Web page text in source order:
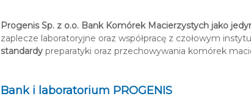
Progenis Sp. z o.o. Bank Komórek Macierzystych jako
zaplecze laboratoryjne oraz współpracę z czołowym
standardy preparatyki oraz przechowywania komórek
Bank i laboratorium PROGENIS